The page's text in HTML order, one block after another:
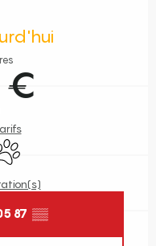
€
acceptés
87 ▒▒